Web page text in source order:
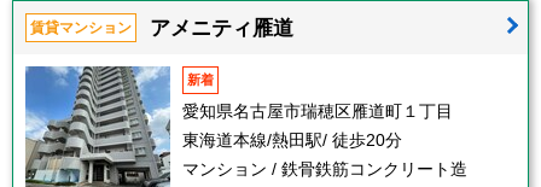
賃貸マンション アメニティ雁道
新着
愛知県名古屋市瑞穂区雁道町１丁目
東海道本線/熱田駅/ 徒歩20分
マンション / 鉄骨鉄筋コンクリート造